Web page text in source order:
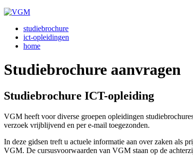
studiebrochure
ict-opleidingen
home
Studiebrochure aanvragen
Studiebrochure ICT-opleiding
VGM heeft voor diverse groepen opleidingen
verzoek vrijblijvend en per e-mail toegezonden.
In deze gidsen treft u actuele informatie aan over zaken als
VGM. De cursusvoorwaarden van VGM staan op de